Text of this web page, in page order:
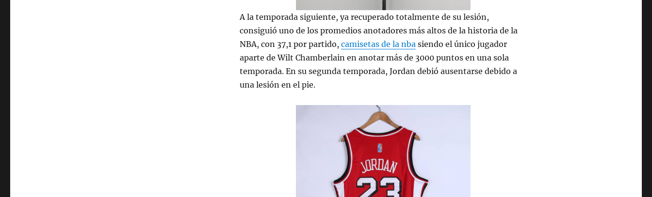
A la temporada siguiente, ya recuperado totalmente de su lesión,
consiguió uno de los promedios anotadores más altos de la historia de la
NBA, con 37,1 por partido,camisetas de la nba siendo el único jugador
aparte de Wilt Chamberlain en anotar más de 3000 puntos en una sola
temporada. En su segunda temporada, Jordan debió ausentarse debido a
una lesión en el pie.